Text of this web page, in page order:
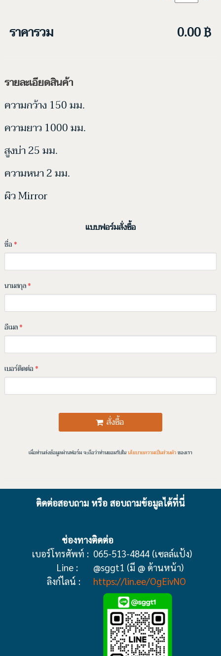
ราคารวม 0.00 ฿
รายละเอียดสินค้า
ความกว้าง 150 มม.
ความยาว 1000 มม.
สูงบ่า 25 มม.
ความหนา 2 มม.
ผิว Mirror
แบบฟอร์มสั่งซื้อ
ชื่อ *
นามสกุล*
อีเมล*
เบอร์ติดต่อ *
สั่งซื้อ
เมื่อท่านส่งข้อมูลผ่านฟอร์ม จะถือว่าท่านยอมรับในนโยบายความเป็นส่วนตัวของเรา
ติดต่อสอบถาม หรือ สอบถามข้อมูลได้ที่นี่
ช่องทางติดต่อ
เบอร์โทรศัพท์ : 065-513-4844 (เซลล์แป้ง)
Line :
@sggt1 (มี @ ด้านหน้า)
ลิงก์ไลน์ :
https://lin.ee/OgEivNO